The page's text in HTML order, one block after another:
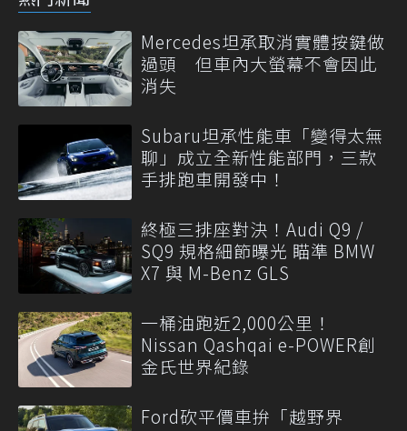
Mercedes坦承取消實體按鍵做
過頭 但車內大螢幕不會因此
消失
Subaru坦承性能車「變得太無
聊」成立全新性能部門，三款
手排跑車開發中！
終極三排座對決！Audi Q9 /
SQ9 規格細節曝光 瞄準 BMW
X7 與 M-Benz GLS
一桶油跑近2,000公里！
Nissan Qashqai e-POWER創
金氏世界紀錄
Ford砍平價車拚「越野界